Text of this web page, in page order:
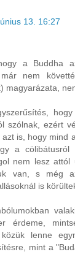
13. 16:27
a Buddha
már nem
magyarázata,
szólnak, ezért
is, hogy mind
a
nem lesz attól
van, s még
is
érdeme,
közük lenne
mint a